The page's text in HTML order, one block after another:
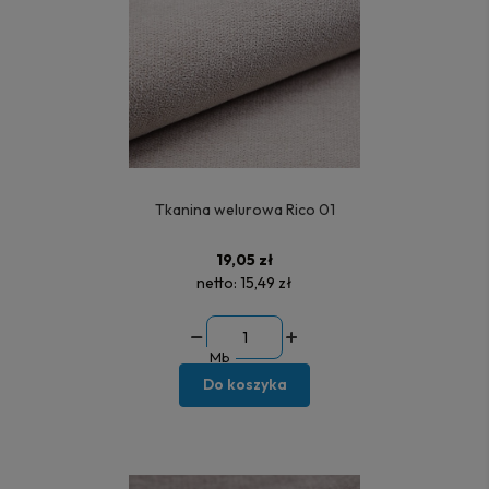
Tkanina welurowa Rico 01
19,05 zł
netto: 15,49 zł
Mb
Do koszyka